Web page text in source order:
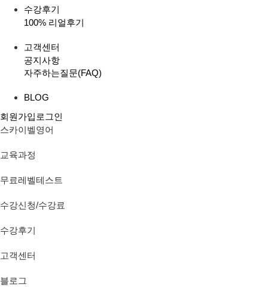
수강후기
100% 리얼후기
고객센터
공지사항
자주하는질문(FAQ)
BLOG
회원가입 로그인
스카이벨영어
교육과정
무료레벨테스트
수강신청/수강료
수강후기
고객센터
블로그